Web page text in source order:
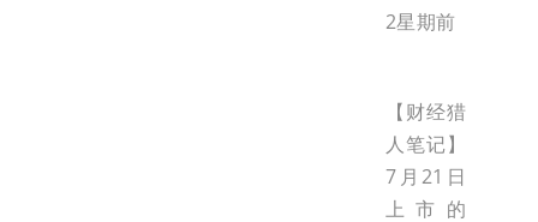
2星期前
【财经猎
人笔记】
7月21日
上市的